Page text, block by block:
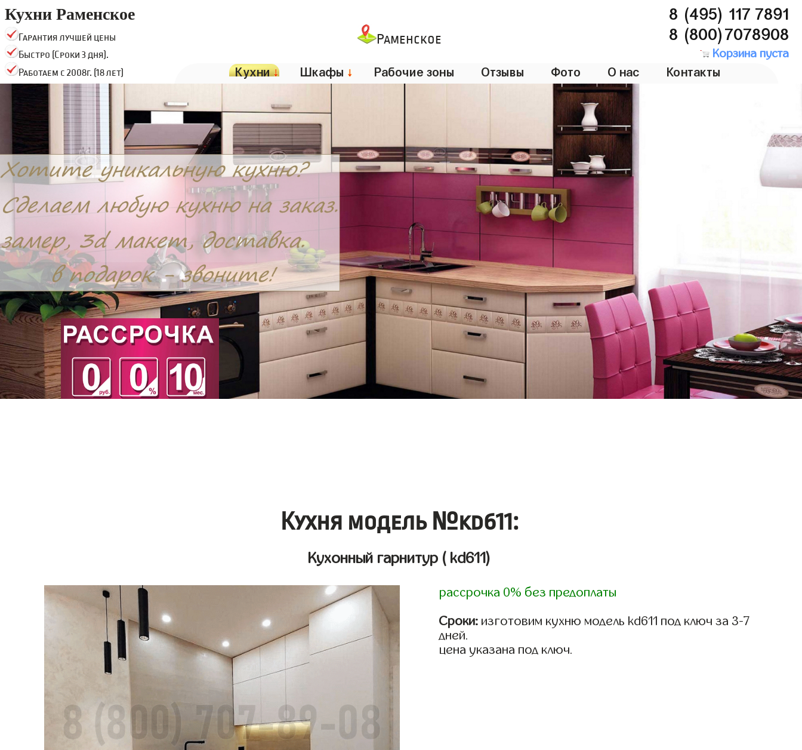
Кухни Раменское
Гарантия лучшей цены
Быстро (Сроки 3 дня).
Работаем с 2008г. (18 лет)
Раменское
8 (495) 117 7891
8 (800)7078908
Корзина пуста
Кухни↓ Шкафы ↓ Рабочие зоны Отзывы Фото О нас Контакты
Кухня модель №kd611:
Кухонный гарнитур ( kd611)
рассрочка 0% без предоплаты
Сроки: изготовим кухню модель kd611 под ключ за 3-7
дней.
цена указана под ключ.